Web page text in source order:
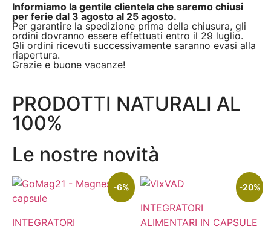
Informiamo la gentile clientela che saremo chiusi
per ferie dal 3 agosto al 25 agosto.
Per garantire la spedizione prima della chiusura, gli
ordini dovranno essere effettuati entro il 29 luglio.
Gli ordini ricevuti successivamente saranno evasi alla
riapertura.
Grazie e buone vacanze!
PRODOTTI NATURALI FUNZIONALI
che derivano da piante ed erbe per migliorare la qualità della
Chi siamo
Finalità salutistiche
Consulta la tabella
BIOSALUS TI PREMIA
ordini successivi.
Vai allo shop
PRODOTTI NATURALI AL
100%
Le nostre novità
-6%
INTEGRATORI
-20%
INTEGRATORI
ALIMENTARI IN CAPSULE